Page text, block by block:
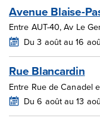
Avenue Blaise-
Entre AUT-40, Av Le
Du 3 août au 16
Rue Blancardin
Entre Rue de Canadel
Du 6 août au 13